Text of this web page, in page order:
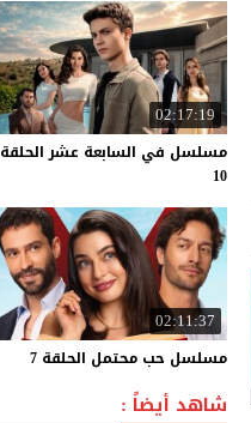
02:17:19
مسلسل في السابعة عشر الحلقة
10
02:11:37
مسلسل حب محتمل الحلقة 7
شاهد أيضاً :